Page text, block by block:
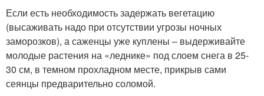
Если есть необходимость задержать вегетацию
(высаживать надо при отсутствии угрозы ночных
заморозков), а саженцы уже куплены – выдерживайте
молодые растения на «леднике» под слоем снега в 25-
30 см, в темном прохладном месте, прикрыв сами
сеянцы предварительно соломой.